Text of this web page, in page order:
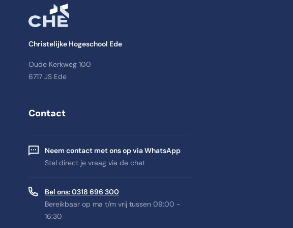
Christelijke Hogeschool Ede
Oude Kerkweg 100
6717 JS Ede
Contact
Neem contact met ons op via WhatsApp
Stel direct je vraag via de chat
Bel ons: 0318 696 300
Bereikbaar op ma t/m vrij tussen 09:00 -
16:30